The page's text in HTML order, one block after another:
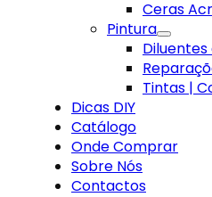
Ceras
Pintura
Diluentes
Tintas |
Dicas DIY
Catálogo
Onde Comprar
Sobre Nós
Contactos